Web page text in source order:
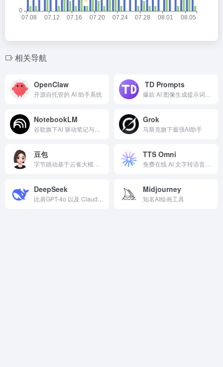
相关导航
OpenClaw
开源自托管的 AI 助手系统
TD Prompts
NotebookLM Grok
马斯克旗下最强AI助手
豆包 TTS Omni
DeepSeek Midjourney
知名AI绘画工具